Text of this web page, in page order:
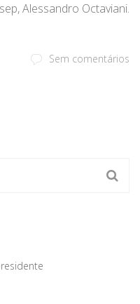
Alessandro Octaviani.
Sem comentários